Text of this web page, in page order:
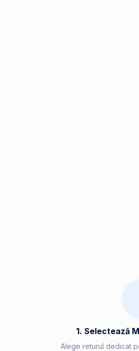
1. Selectează
Alege returul dedicat